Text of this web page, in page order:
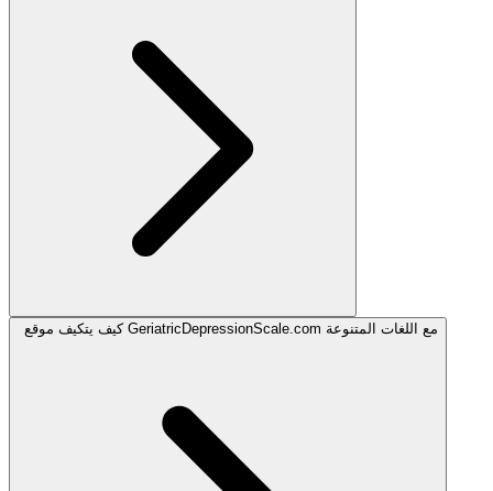
كيف يتكيف موقع GeriatricDepressionScale.com مع اللغات المتنوعة